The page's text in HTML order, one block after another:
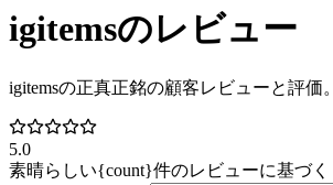
igitemsのレビュー
igitemsの正真正銘の顧客レビューと評価。
5.0
素晴らしい{count}件のレビューに基づく